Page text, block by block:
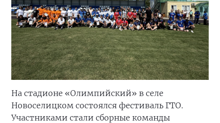
На стадионе «Олимпийский» в селе
Новоселицком состоялся фестиваль ГТО.
Участниками стали сборные команды